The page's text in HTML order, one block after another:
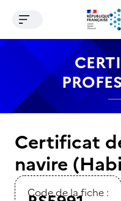
Contenu Recherche
Ouvrir le menu de
Certificat
navire
Code de la fiche :